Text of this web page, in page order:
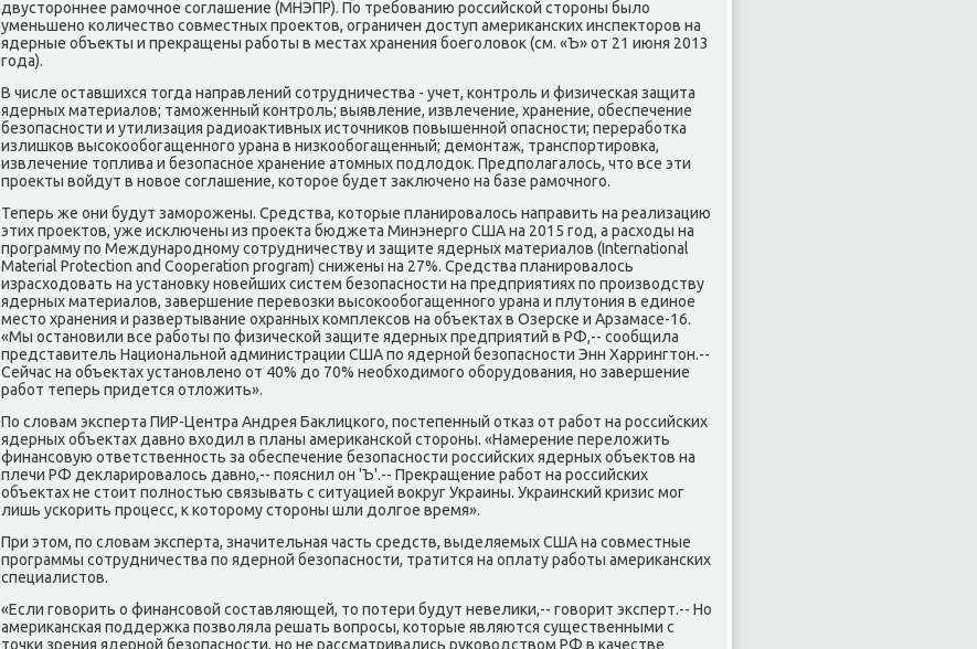
двустороннее рамочное соглашение (МНЭПР). По требованию российской стороны было
уменьшено количество совместных проектов, ограничен доступ американских инспекторов на
ядерные объекты и прекращены работы в местах хранения боеголовок (см. «Ъ» от 21 июня 2013
года).
В числе оставшихся тогда направлений сотрудничества - учет, контроль и физическая защита
ядерных материалов; таможенный контроль; выявление, извлечение, хранение, обеспечение
безопасности и утилизация радиоактивных источников повышенной опасности; переработка
излишков высокообогащенного урана в низкообогащенный; демонтаж, транспортировка,
извлечение топлива и безопасное хранение атомных подлодок. Предполагалось, что все эти
проекты войдут в новое соглашение, которое будет заключено на базе рамочного.
Теперь же они будут заморожены. Средства, которые планировалось направить на реализацию
этих проектов, уже исключены из проекта бюджета Минэнерго США на 2015 год, а расходы на
программу по Международному сотрудничеству и защите ядерных материалов (International
Material Protection and Cooperation program) снижены на 27%. Средства планировалось
израсходовать на установку новейших систем безопасности на предприятиях по производству
ядерных материалов, завершение перевозки высокообогащенного урана и плутония в единое
место хранения и развертывание охранных комплексов на объектах в Озерске и Арзамасе-16.
«Мы остановили все работы по физической защите ядерных предприятий в РФ,-- сообщила
представитель Национальной администрации США по ядерной безопасности Энн Харрингтон.--
Сейчас на объектах установлено от 40% до 70% необходимого оборудования, но завершение
работ теперь придется отложить».
По словам эксперта ПИР-Центра Андрея Баклицкого, постепенный отказ от работ на российских
ядерных объектах давно входил в планы американской стороны. «Намерение переложить
финансовую ответственность за обеспечение безопасности российских ядерных объектов на
плечи РФ декларировалось давно,-- пояснил он 'Ъ'.-- Прекращение работ на российских
объектах не стоит полностью связывать с ситуацией вокруг Украины. Украинский кризис мог
лишь ускорить процесс, к которому стороны шли долгое время».
При этом, по словам эксперта, значительная часть средств, выделяемых США на совместные
программы сотрудничества по ядерной безопасности, тратится на оплату работы американских
специалистов.
«Если говорить о финансовой составляющей, то потери будут невелики,-- говорит эксперт.-- Но
американская поддержка позволяла решать вопросы, которые являются существенными с
точки зрения ядерной безопасности, но не рассматривались руководством РФ в качестве